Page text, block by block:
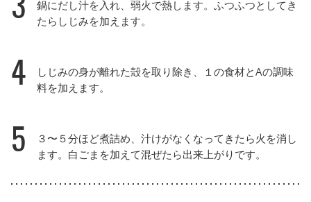
鍋にだし汁を入れ、弱火で熱します。ふつふつとしてき
たらしじみを加えます。
4
しじみの身が離れた殻を取り除き、１の食材とAの調味
料を加えます。
5
３〜５分ほど煮詰め、汁けがなくなってきたら火を消し
ます。白ごまを加えて混ぜたら出来上がりです。